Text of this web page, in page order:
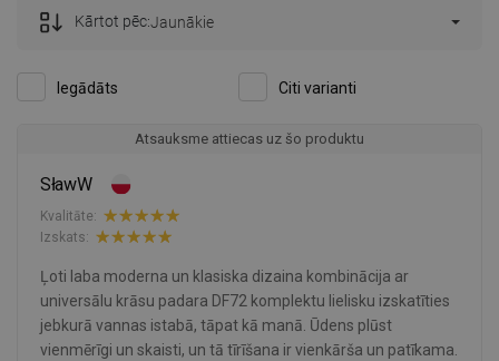
Iegādāts Citi varianti
Kārtot pēc:Jaunākie
Atsauksme attiecas uz šo produktu
SławW
Kvalitāte:
Izskats:
Ļoti laba moderna un klasiska dizaina kombinācija ar
universālu krāsu padara DF72 komplektu lielisku izskatīties
jebkurā vannas istabā, tāpat kā manā. Ūdens plūst
vienmērīgi un skaisti, un tā tīrīšana ir vienkārša un patīkama.